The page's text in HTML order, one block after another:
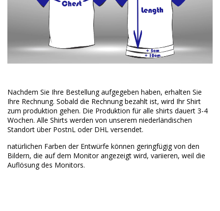
Nachdem Sie Ihre Bestellung aufgegeben haben, erhalten Sie
Ihre Rechnung. Sobald die Rechnung bezahlt ist, wird Ihr Shirt
zum produktion gehen. Die Produktion für alle shirts dauert 3-4
Wochen. Alle Shirts werden von unserem niederländischen
Standort über PostnL oder DHL versendet.
natürlichen Farben der Entwürfe können geringfügig von den
Bildern, die auf dem Monitor angezeigt wird, variieren, weil die
Auflösung des Monitors.